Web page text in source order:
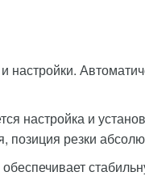
настройка и
позиция резки